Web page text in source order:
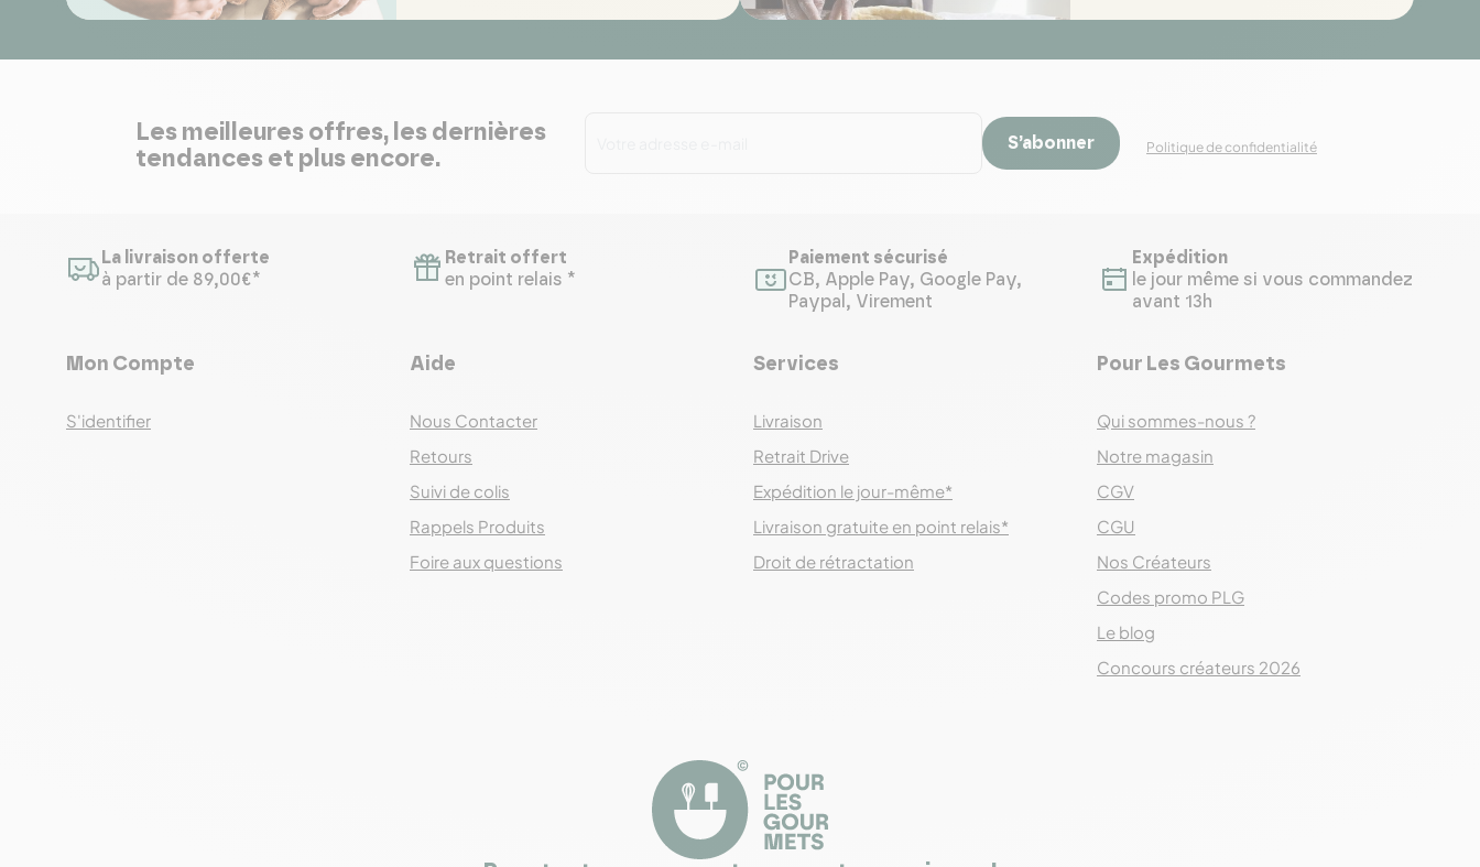
Les meilleures offres, les dernières
tendances et plus encore.
S’abonner Politique de confidentialité
La livraison offerte
à partir de 89,00€*
Retrait offert
en point relais *
Paiement sécurisé
CB, Apple Pay, Google Pay,
Paypal, Virement
Expédition
le jour même si vous commandez
avant 13h
Mon Compte
S'identifier
Aide
Nous Contacter
Retours
Suivi de colis
Rappels Produits
Foire aux questions
Services
Livraison
Retrait Drive
Expédition le jour-même*
Livraison gratuite en point relais*
Droit de rétractation
Pour Les Gourmets
Qui sommes-nous ?
Notre magasin
CGV
CGU
Nos Créateurs
Codes promo PLG
Le blog
Concours créateurs 2026